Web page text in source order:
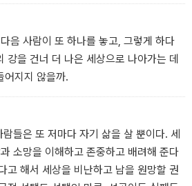
음 사람이 또 하나를 놓고, 그렇게 하다
강을 건너 더 나은 세상으로 나아가는 데
어지지 않을까.
들은 또 저마다 자기 삶을 살 뿐이다. 세
소망을 이해하고 존중하고 배려해 준다
고 해서 세상을 비난하고 남을 원망할 권